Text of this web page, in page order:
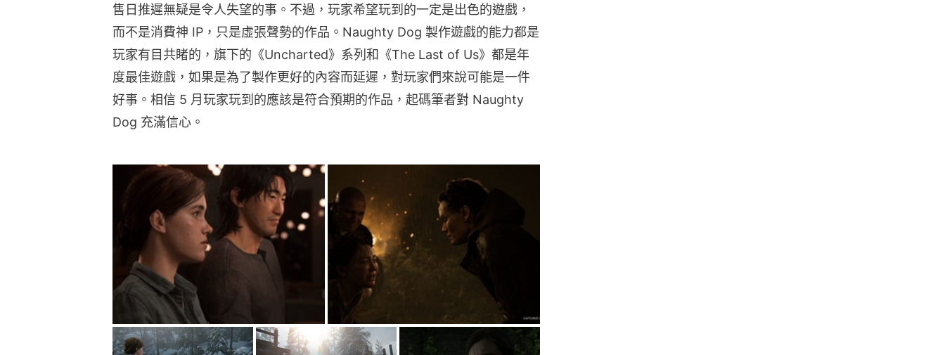
售日推遲無疑是令人失望的事。不過，玩家希望玩到的一定是出色的遊戲，
而不是消費神 IP，只是虛張聲勢的作品。Naughty Dog 製作遊戲的能力都是
玩家有目共睹的，旗下的《Uncharted》系列和《The Last of Us》都是年
度最佳遊戲，如果是為了製作更好的內容而延遲，對玩家們來說可能是一件
好事。相信 5 月玩家玩到的應該是符合預期的作品，起碼筆者對 Naughty
Dog 充滿信心。